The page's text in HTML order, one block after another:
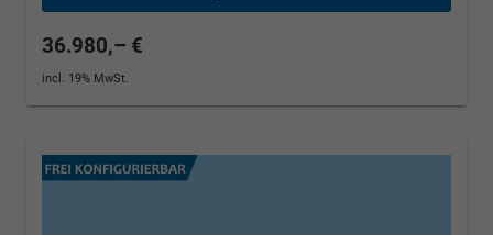
36.980,– €
incl. 19% MwSt.